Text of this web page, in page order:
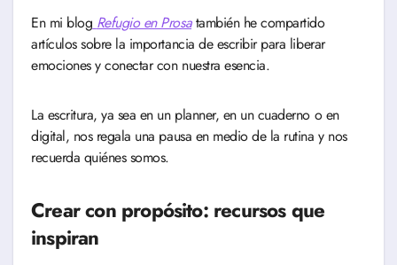
En mi blog Refugio en Prosatambién he compartido
artículos sobre la importancia de escribir para liberar
emociones y conectar con nuestra esencia.
La escritura, ya sea en un planner, en un cuaderno o en
digital, nos regala una pausa en medio de la rutina y nos
recuerda quiénes somos.
Crear con propósito: recursos que
inspiran